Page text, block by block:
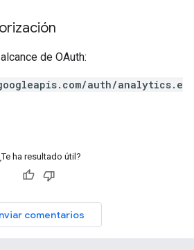
de OAuth:
auth/analytics.e
ha resultado útil?
comentarios